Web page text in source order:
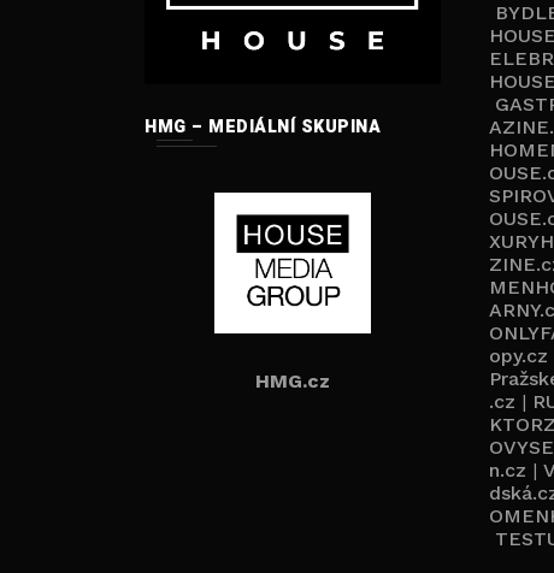
HMG – MEDIÁLNÍ SKUPINA
HMG.cz
opy.cz
.cz |
n.cz |